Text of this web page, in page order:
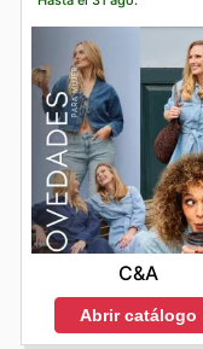
C&A
Abrir catálogo